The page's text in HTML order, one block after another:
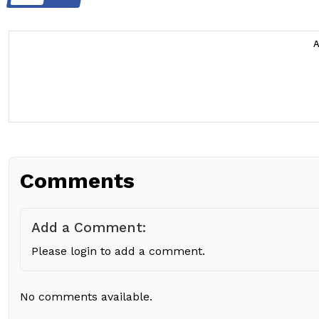
Comments
Add a Comment:
Please login to add a comment.
No comments available.